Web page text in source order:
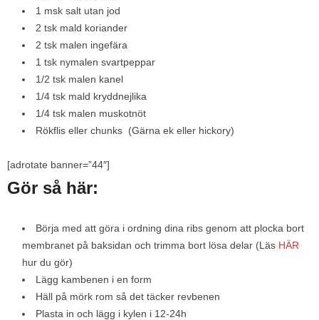
1 msk salt utan jod
2 tsk mald koriander
2 tsk malen ingefära
1 tsk nymalen svartpeppar
1/2 tsk malen kanel
1/4 tsk mald kryddnejlika
1/4 tsk malen muskotnöt
Rökflis eller chunks (Gärna ek eller hickory)
[adrotate banner=”44″]
Gör så här:
Börja med att göra i ordning dina ribs genom att plocka bort
membranet på baksidan och trimma bort lösa delar (Läs HÄR
hur du gör)
Lägg kambenen i en form
Häll på mörk rom så det täcker revbenen
Plasta in och lägg i kylen i 12-24h